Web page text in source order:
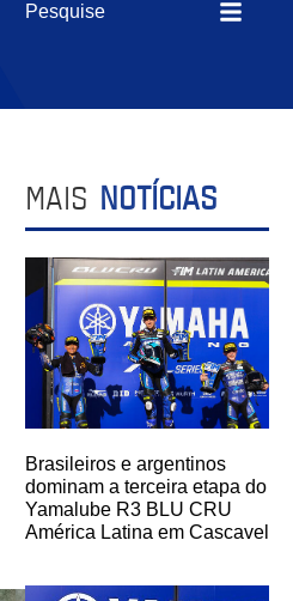
MAIS NOTÍCIAS
Brasileiros e argentinos
dominam a terceira etapa do
Yamalube R3 BLU CRU
América Latina em Cascavel